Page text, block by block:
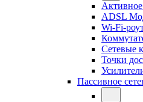
Активное
ADSL
Wi-Fi-
Сетевые
Точки
Пассивное